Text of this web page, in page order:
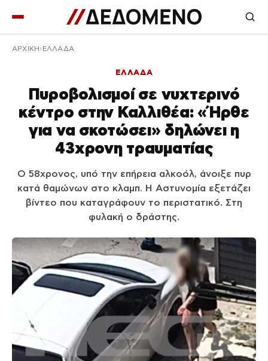
ΑΡΧΙΚΉ ΕΛΛΑΔΑ
ΕΛΛΑΔΑ
Πυροβολισμοί σε νυχτερινό
κέντρο στην Καλλιθέα: «Ήρθε
για να σκοτώσει» δηλώνει η
43χρονη τραυματίας
Ο 58χρονος, υπό την επήρεια αλκοόλ, άνοιξε πυρ
κατά θαμώνων στο κλαμπ. Η Αστυνομία εξετάζει
βίντεο που καταγράφουν το περιστατικό. Στη
φυλακή ο δράστης.